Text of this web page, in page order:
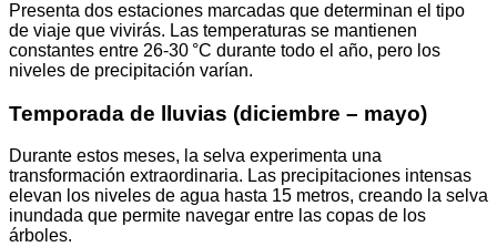
Presenta dos estaciones marcadas que determinan el tipo
de viaje que vivirás. Las temperaturas se mantienen
constantes entre 26-30 °C durante todo el año, pero los
niveles de precipitación varían.
Temporada de lluvias (diciembre – mayo)
Durante estos meses, la selva experimenta una
transformación extraordinaria. Las precipitaciones intensas
elevan los niveles de agua hasta 15 metros, creando la selva
inundada que permite navegar entre las copas de los
árboles.